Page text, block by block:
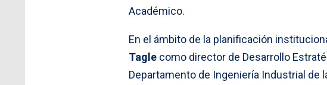
Académico.
En el ámbito de la planificación
Tagle como director de Desarrollo
Departamento de Ingeniería Industrial de